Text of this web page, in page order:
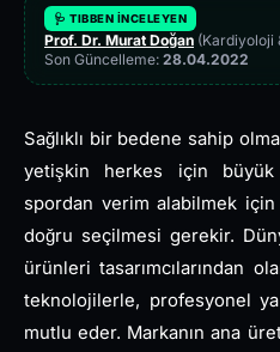
🩺 TIBBEN İNCELEYEN
Prof. Dr. Murat Doğan (Kardiyoloji
Son Güncelleme: 28.04.2022
Sağlıklı bir bedene sahip
yetişkin herkes için
spordan verim alabilmek için
doğru seçilmesi gerekir.
ürünleri tasarımcılarından
teknolojilerle, profesyonel
mutlu eder. Markanın ana